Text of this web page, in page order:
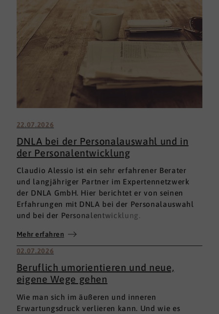
22.07.2026
DNLA bei der Personalauswahl und in
der Personalentwicklung
Claudio Alessio ist ein sehr erfahrener Berater
und langjähriger Partner im Expertennetzwerk
der DNLA GmbH. Hier berichtet er von seinen
Erfahrungen mit DNLA bei der Personalauswahl
und bei der Personalentwicklung.
Mehr erfahren
02.07.2026
Beruflich umorientieren und neue,
eigene Wege gehen
Wie man sich im äußeren und inneren
Erwartungsdruck verlieren kann. Und wie es